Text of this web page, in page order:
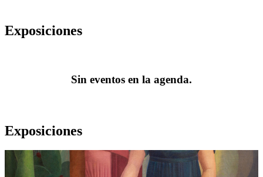
Exposiciones
Sin eventos en la agenda.
Exposiciones